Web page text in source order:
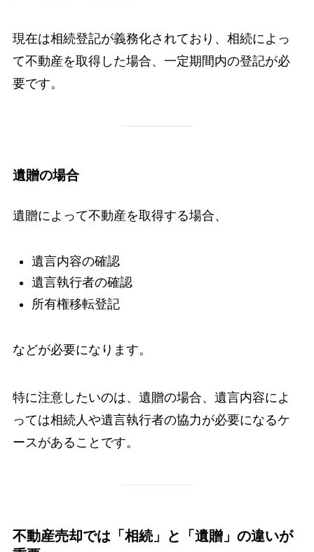
現在は相続登記が義務化されており、相続によっ
て不動産を取得した場合、一定期間内の登記が必
要です。
遺贈の場合
遺贈によって不動産を取得する場合、
遺言内容の確認
遺言執行者の確認
所有権移転登記
などが必要になります。
特に注意したいのは、遺贈の場合、遺言内容によ
っては相続人や遺言執行者の協力が必要になるケ
ースがあることです。
不動産売却では「相続」と「遺贈」の違いが